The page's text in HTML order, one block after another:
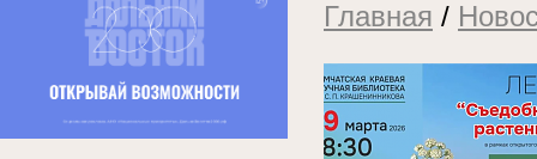
Главная /